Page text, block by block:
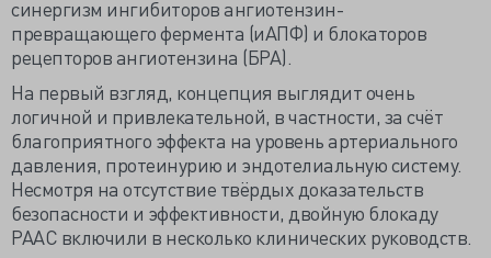
синергизм ингибиторов ангиотензин-
превращающего фермента (иАПФ) и блокаторов
рецепторов ангиотензина (БРА).
На первый взгляд, концепция выглядит очень
логичной и привлекательной, в частности, за счёт
благоприятного эффекта на уровень артериального
давления, протеинурию и эндотелиальную систему.
Несмотря на отсутствие твёрдых доказательств
безопасности и эффективности, двойную блокаду
РААС включили в несколько клинических руководств.